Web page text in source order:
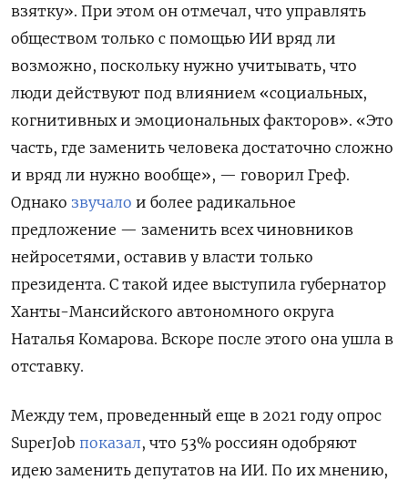
взятку». При этом он отмечал, что управлять
обществом только с помощью ИИ вряд ли
возможно, поскольку нужно учитывать, что
люди действуют под влиянием «социальных,
когнитивных и эмоциональных факторов». «Это
часть, где заменить человека достаточно сложно
и вряд ли нужно вообще», — говорил Греф.
Однако звучало и более радикальное
предложение — заменить всех чиновников
нейросетями, оставив у власти только
президента. С такой идее выступила губернатор
Ханты-Мансийского автономного округа
Наталья Комарова. Вскоре после этого она ушла в
отставку.
Между тем, проведенный еще в 2021 году опрос
SuperJob показал, что 53% россиян одобряют
идею заменить депутатов на ИИ. По их мнению,